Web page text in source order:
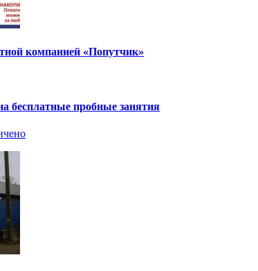
компанией «Попутчик»
бесплатные пробные занятия